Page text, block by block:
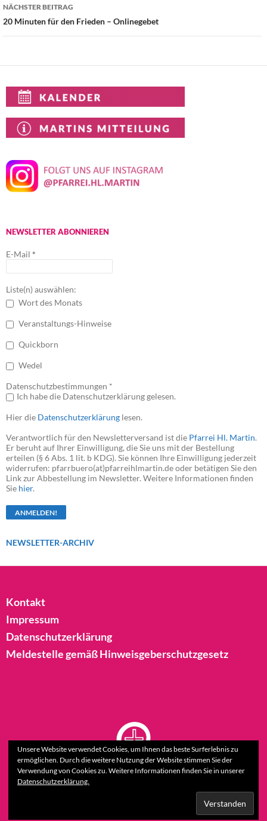
NÄCHSTER BEITRAG
20 Minuten für den Frieden – Onlinegebet
NEWSLETTER ABONNIEREN
E-Mail *
Liste(n) auswählen:
Wort des Monats
Veranstaltungs-Hinweise
Quickborn
Wedel
Datenschutzbestimmungen *
Ich habe die Datenschutzerklärung gelesen.
Hier die Datenschutzerklärung lesen.
Verantwortlich für den Newsletterversand ist die Pfarrei Hl. Martin.
Er beruht auf Ihrer Einwilligung, die Sie uns mit der Bestellung
erteilen (§ 6 Abs. 1 lit. b KDG). Sie können Ihre Einwilligung jederzeit
widerrufen: pfarrbuero(at)pfarreihlmartin.de oder betätigen Sie den
Link zur Abbestellung im Newsletter. Weitere Informationen finden
Sie hier.
NEWSLETTER-ARCHIV
Kontakt
Impressum
Datenschutzerklärung
Meldestelle gemäß Hinweisgeberschutzgesetz
Unsere Website verwendet Cookies, um Ihnen das beste Surferlebnis zu
ermöglichen. Durch die weitere Nutzung der Website stimmen Sie der
Verwendung von Cookies zu. Weitere Informationen finden Sie in unserer
Datenschutzerklärung.